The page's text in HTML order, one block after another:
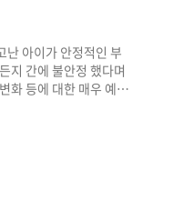
난 아이가 안정적인 부
지 간에 불안정 했다며
화 등에 대한 매우 예민
공감 능력에까지 이르